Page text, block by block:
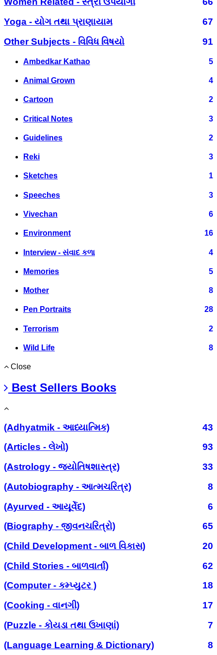
Yoga - યોગ તથા પ્રાણાયામ
67
Other Subjects - વિવિધ વિષયો
91
Ambedkar Kathao 5
Animal Grown 4
Cartoon 2
Critical Notes 3
Guidelines 2
Reki 3
Sketches 1
Speeches 3
Vivechan 6
Environment 16
Interview - સંવાદ કળા 4
Memories 5
Mother 8
Pen Portraits 28
Terrorism 2
Wild Life 8
Close
Best Sellers Books
(Adhyatmik - આધ્યાત્મિક)
43
(Articles - લેખો)
93
(Astrology - જ્યોતિષશાસ્ત્ર)
33
(Autobiography - આત્મચરિત્ર)
8
(Ayurved - આયૂર્વેદ)
6
(Biography - જીવનચરિત્રો)
65
(Child Development - બાળ વિકાસ)
20
(Child Stories - બાળવાર્તા)
62
(Computer - કમ્પ્યુટર )
18
(Cooking - વાનગી)
17
(Puzzle - કોયડા તથા ઉખાણાં)
7
(Language Learning & Dictionary)
8